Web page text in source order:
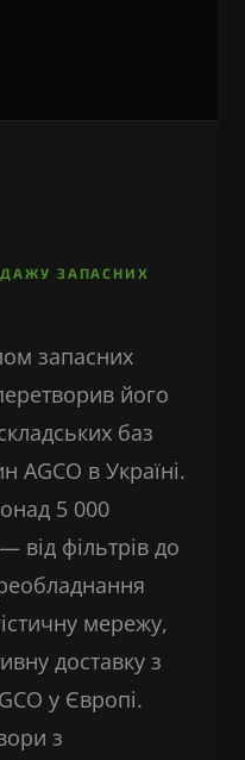
ЗАПАСНИХ
запасних
його
баз
AGCO в Україні.
5 000
від фільтрів до
мережу,
доставку з
у Європі.
з